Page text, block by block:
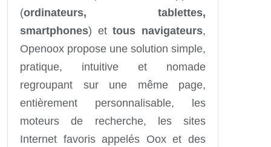
(ordinateurs, tablettes,
smartphones) ettous navigateurs,
Openoox propose une solution simple,
pratique, intuitive et nomade
regroupant sur une même page,
entièrement personnalisable, les
moteurs de recherche, les sites
Internet favoris appelés Oox et des